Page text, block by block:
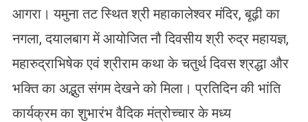
आगरा। यमुना तट स्थित श्री महाकालेश्वर मंदिर, बूढ़ी का
नगला, दयालबाग में आयोजित नौ दिवसीय श्री रुद्र महायज्ञ,
महारुद्राभिषेक एवं श्रीराम कथा के चतुर्थ दिवस श्रद्धा और
भक्ति का अद्भुत संगम देखने को मिला। प्रतिदिन की भांति
कार्यक्रम का शुभारंभ वैदिक मंत्रोच्चार के मध्य